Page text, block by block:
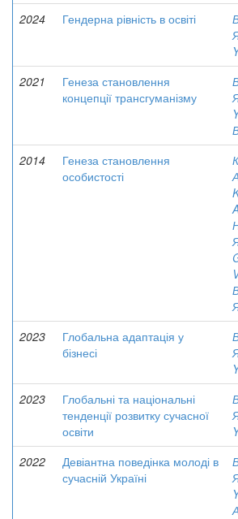
2024
Гендерна рівність в освіті
2021
Генеза становлення
концепції трансгуманізму
2014
Генеза становлення
особистості
2023
Глобальна адаптація у
бізнесі
2023
Глобальні та національні
тенденції розвитку сучасної
освіти
2022
Девіантна поведінка молоді в
сучасній Україні